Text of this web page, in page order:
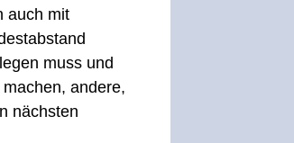
auch mit
muss und
andere,
nächsten